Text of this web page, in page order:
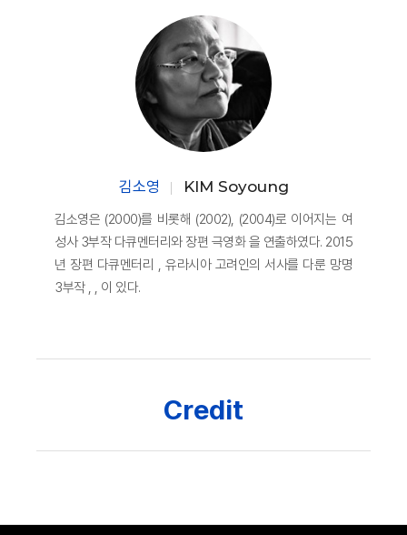
김소영 KIM Soyoung
김소영은 (2000)를 비롯해 (2002), (2004)로 이어지는 여
성사 3부작 다큐멘터리와 장편 극영화 을 연출하였다. 2015
년 장편 다큐멘터리 , 유라시아 고려인의 서사를 다룬 망명
3부작 , , 이 있다.
Credit